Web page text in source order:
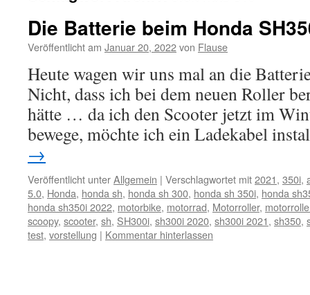
Die Batterie beim Honda
Veröffentlicht am Januar 20, 2022von Flause
Heute wagen wir uns mal an die
Nicht, dass ich bei dem neuen Roller
hätte … da ich den Scooter jetzt im
bewege, möchte ich ein Ladekabel
→
Veröffentlicht unterAllgemein | Verschlagwortet mit2021, 350i,
5.0, Honda, honda sh, honda sh 300, honda sh 350i, honda
honda sh350i 2022, motorbike, motorrad, Motorroller,
scoopy, scooter, sh, SH300i, sh300i 2020, sh300i 2021, sh350,
test, vorstellung | Kommentar hinterlassen